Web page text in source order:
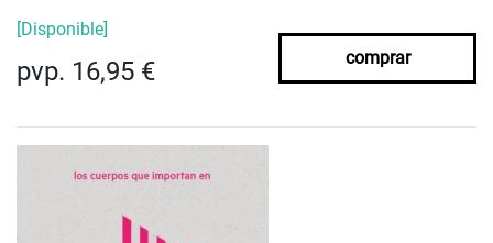
[Disponible]
pvp. 16,95 € comprar